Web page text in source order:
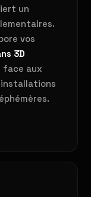
un
vos
3D
face aux
installations